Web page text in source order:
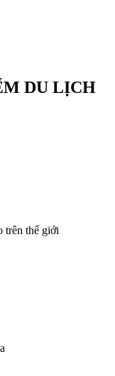
DU LỊCH
trên thế giới